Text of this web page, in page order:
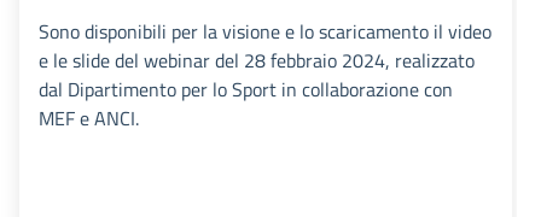
Sono disponibili per la visione e lo scaricamento il video
e le slide del webinar del 28 febbraio 2024, realizzato
dal Dipartimento per lo Sport in collaborazione con
MEF e ANCI.